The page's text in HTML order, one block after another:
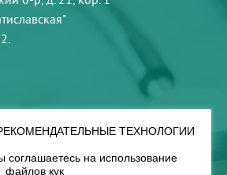
ТЕХНОЛОГИИ
соглашаетесь на использование
файлов кук